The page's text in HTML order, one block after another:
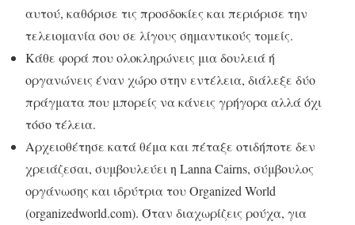
αυτού, καθόρισε τις προσδοκίες και περιόρισε την
τελειομανία σου σε λίγους σημαντικούς τομείς.
Κάθε φορά που ολοκληρώνεις μια δουλειά ή
οργανώνεις έναν χώρο στην εντέλεια, διάλεξε δύο
πράγματα που μπορείς να κάνεις γρήγορα αλλά όχι
τόσο τέλεια.
Αρχειοθέτησε κατά θέμα και πέταξε οτιδήποτε δεν
χρειάζεσαι, συμβουλεύει η Lanna Cairns, σύμβουλος
οργάνωσης και ιδρύτρια του Organized World
(organizedworld.com). Όταν διαχωρίζεις ρούχα, για